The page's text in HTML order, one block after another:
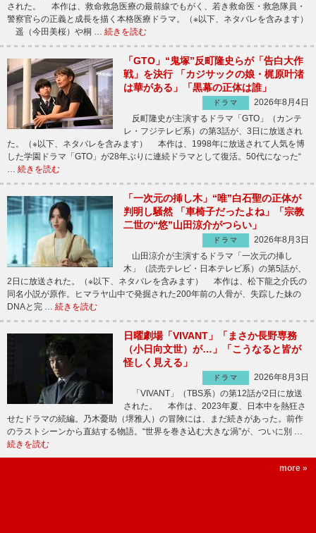
された。 本作は、救命救急医療の最前線でもがく、若き救命医・救急隊員・
警察官らの正義と成長を描く本格医療ドラマ。（※以下、ネタバレを含みます）
遥（今田美桜）や桐 … 続きを読む
「GTO」“鬼塚”反町隆史らが「告白大作
戦」を決行 「カジサックの娘・梶原叶渚
は華がある」「黒幕の正体は誰」
ドラマ
2026年8月4日
反町隆史が主演するドラマ「GTO」（カンテ
レ・フジテレビ系）の第3話が、3日に放送され
た。（※以下、ネタバレを含みます） 本作は、1998年に放送されて人気を博
した学園ドラマ「GTO」が28年ぶりに連続ドラマとして復活。50代になった“
続きを読む
「一次元の挿し木」“唯”白石聖の正体が
判明し騒然 「車椅子だったよね」「宗教
二世の“悠”山田涼介がつらい」
ドラマ
2026年8月3日
山田涼介が主演するドラマ「一次元の挿し
木」（読売テレビ・日本テレビ系）の第5話が、
2日に放送された。（※以下、ネタバレを含みます） 本作は、松下龍之介氏の
同名小説が原作。ヒマラヤ山中で発掘された200年前の人骨が、失踪した妹の
DNAと完 … 続きを読む
日曜劇場「VIVANT」「まさか長野専務
（小日向文世）が…」「こうなると皆が
怪しく見える」
ドラマ
2026年8月3日
「VIVANT」（TBS系）の第12話が2日に放送
された。 本作は、2023年夏、日本中を熱狂さ
せたドラマの続編。乃木憂助（堺雅人）の冒険には、まだ続きがあった。前作
のラストシーンから直結する物語。“世界を巻き込む大きな渦”が、ついに別 …
続きを読む
more »